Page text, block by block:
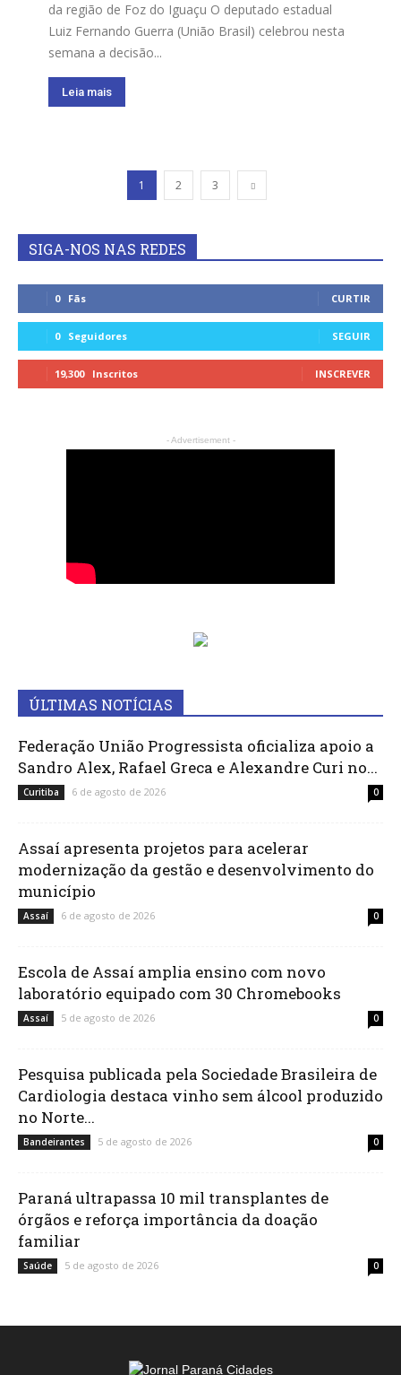
da região de Foz do Iguaçu O deputado estadual
Luiz Fernando Guerra (União Brasil) celebrou nesta
semana a decisão...
Leia mais
1 2 3
SIGA-NOS NAS REDES
0 Fãs CURTIR
0 Seguidores SEGUIR
19,300 Inscritos INSCREVER
- Advertisement -
ÚLTIMAS NOTÍCIAS
Federação União Progressista oficializa apoio a
Sandro Alex, Rafael Greca e Alexandre Curi no...
Curitiba 6 de agosto de 2026 0
Assaí apresenta projetos para acelerar
modernização da gestão e desenvolvimento do
município
Assaí 6 de agosto de 2026 0
Escola de Assaí amplia ensino com novo
laboratório equipado com 30 Chromebooks
Assaí 5 de agosto de 2026 0
Pesquisa publicada pela Sociedade Brasileira de
Cardiologia destaca vinho sem álcool produzido
no Norte...
Bandeirantes 5 de agosto de 2026 0
Paraná ultrapassa 10 mil transplantes de
órgãos e reforça importância da doação
familiar
Saúde 5 de agosto de 2026 0